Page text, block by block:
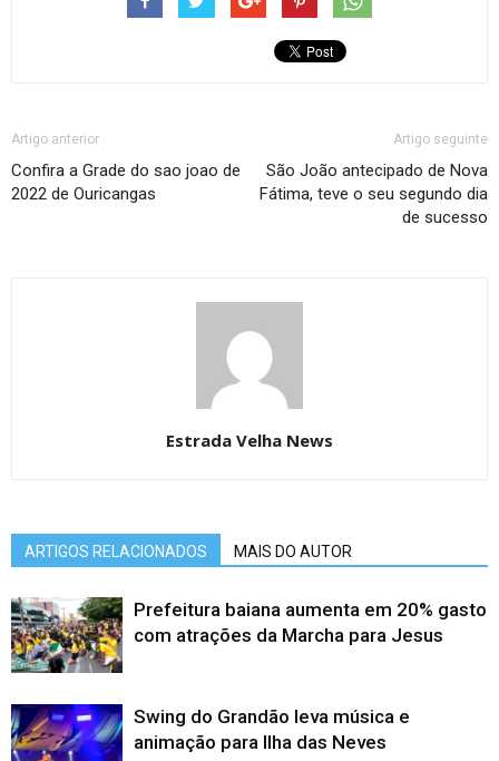
Artigo anterior
Confira a Grade do sao joao de
2022 de Ouricangas
Artigo seguinte
São João antecipado de Nova
Fátima, teve o seu segundo dia
de sucesso
Estrada Velha News
ARTIGOS RELACIONADOS MAIS DO AUTOR
Prefeitura baiana aumenta em 20% gasto
com atrações da Marcha para Jesus
Swing do Grandão leva música e
animação para Ilha das Neves